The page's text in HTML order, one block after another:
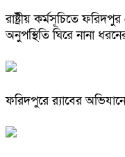
রাষ্ট্রীয় কর্মসূচিতে
অনুপস্থিতি ঘিরে নানা
ফরিদপুরে র‌্যাবের অভিযানে